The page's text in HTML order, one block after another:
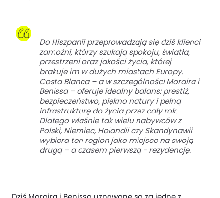
Do Hiszpanii przeprowadzają się dziś klienci
zamożni, którzy szukają spokoju, światła,
przestrzeni oraz jakości życia, której
brakuje im w dużych miastach Europy.
Costa Blanca – a w szczególności Moraira i
Benissa – oferuje idealny balans: prestiż,
bezpieczeństwo, piękno natury i pełną
infrastrukturę do życia przez cały rok.
Dlatego właśnie tak wielu nabywców z
Polski, Niemiec, Holandii czy Skandynawii
wybiera ten region jako miejsce na swoją
drugą – a czasem pierwszą - rezydencję.